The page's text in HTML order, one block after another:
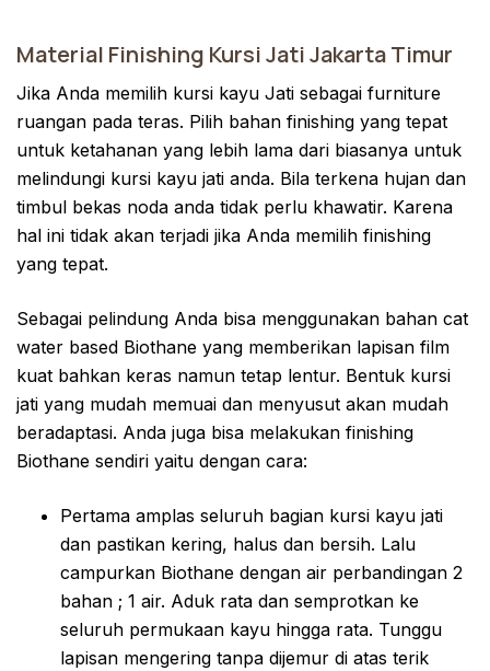
Material Finishing Kursi Jati Jakarta Timur
Jika Anda memilih kursi kayu Jati sebagai furniture
ruangan pada teras. Pilih bahan finishing yang tepat
untuk ketahanan yang lebih lama dari biasanya untuk
melindungi kursi kayu jati anda. Bila terkena hujan dan
timbul bekas noda anda tidak perlu khawatir. Karena
hal ini tidak akan terjadi jika Anda memilih finishing
yang tepat.
Sebagai pelindung Anda bisa menggunakan bahan cat
water based Biothane yang memberikan lapisan film
kuat bahkan keras namun tetap lentur. Bentuk kursi
jati yang mudah memuai dan menyusut akan mudah
beradaptasi. Anda juga bisa melakukan finishing
Biothane sendiri yaitu dengan cara:
Pertama amplas seluruh bagian kursi kayu jati
dan pastikan kering, halus dan bersih. Lalu
campurkan Biothane dengan air perbandingan 2
bahan ; 1 air. Aduk rata dan semprotkan ke
seluruh permukaan kayu hingga rata. Tunggu
lapisan mengering tanpa dijemur di atas terik